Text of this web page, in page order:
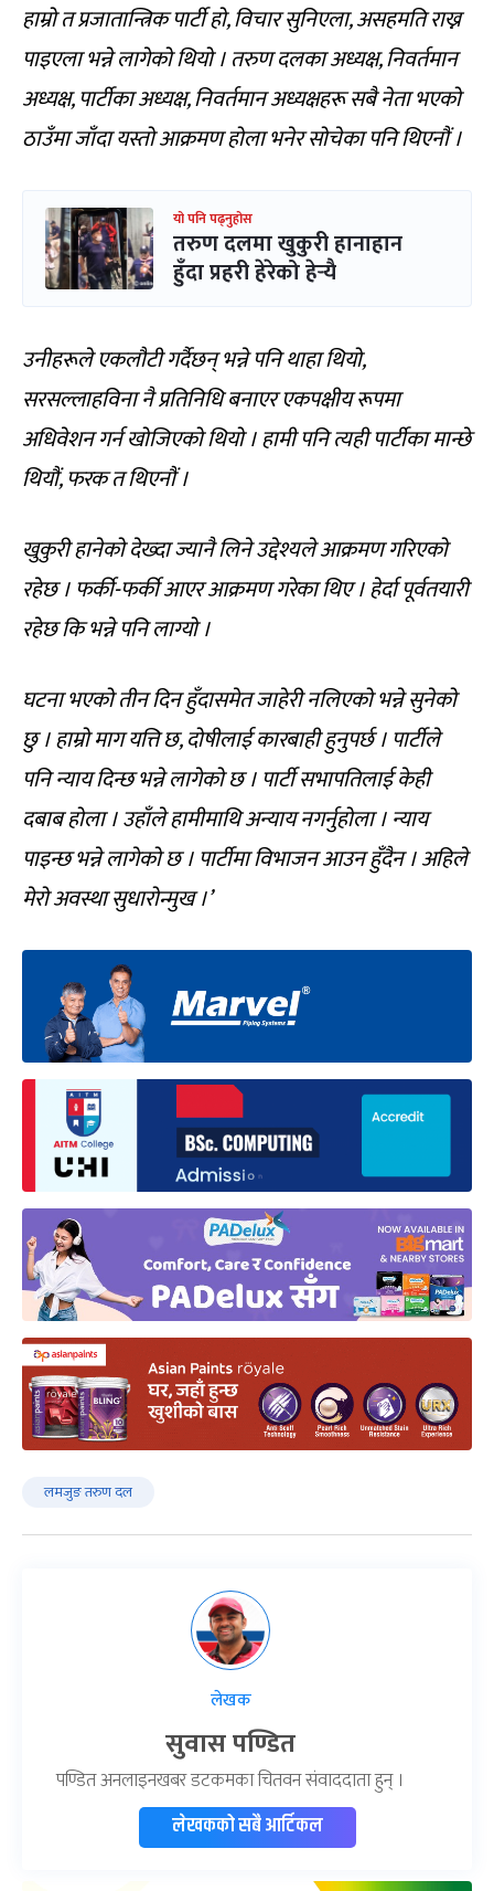
हाम्रो त प्रजातान्त्रिक पार्टी हो, विचार सुनिएला, असहमति राख्न
पाइएला भन्ने लागेको थियो । तरुण दलका अध्यक्ष, निवर्तमान
अध्यक्ष, पार्टीका अध्यक्ष, निवर्तमान अध्यक्षहरू सबै नेता भएको
ठाउँमा जाँदा यस्तो आक्रमण होला भनेर सोचेका पनि थिएनौं ।
यो पनि पढ्नुहोस
तरुण दलमा खुकुरी हानाहान
हुँदा प्रहरी हेरेको हेर्‍यै
उनीहरूले एकलौटी गर्दैछन् भन्ने पनि थाहा थियो,
सरसल्लाहविना नै प्रतिनिधि बनाएर एकपक्षीय रूपमा
अधिवेशन गर्न खोजिएको थियो । हामी पनि त्यही पार्टीका मान्छे
थियौं, फरक त थिएनौं ।
खुकुरी हानेको देख्दा ज्यानै लिने उद्देश्यले आक्रमण गरिएको
रहेछ । फर्की-फर्की आएर आक्रमण गरेका थिए । हेर्दा पूर्वतयारी
रहेछ कि भन्ने पनि लाग्यो ।
घटना भएको तीन दिन हुँदासमेत जाहेरी नलिएको भन्ने सुनेको
छु । हाम्रो माग यत्ति छ, दोषीलाई कारबाही हुनुपर्छ । पार्टीले
पनि न्याय दिन्छ भन्ने लागेको छ । पार्टी सभापतिलाई केही
दबाब होला । उहाँले हामीमाथि अन्याय नगर्नुहोला । न्याय
पाइन्छ भन्ने लागेको छ । पार्टीमा विभाजन आउन हुँदैन । अहिले
मेरो अवस्था सुधारोन्मुख ।’
लमजुङ तरुण दल
लेखक
सुवास पण्डित
पण्डित अनलाइनखबर डटकमका चितवन संवाददाता हुन् ।
लेखकको सबै आर्टिकल